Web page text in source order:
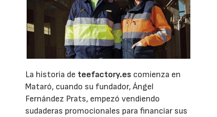
La historia de teefactory.es comienza en
Mataró, cuando su fundador, Ángel
Fernández Prats, empezó vendiendo
sudaderas promocionales para financiar sus